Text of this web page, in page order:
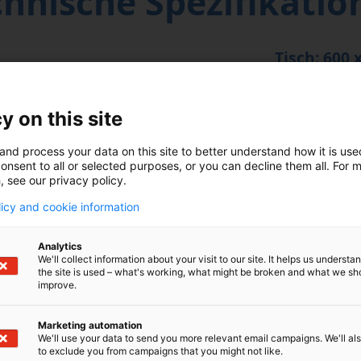
Kugellauf- und
E32 Spindel von
Auslenkung und
aus.
von
bearbeitet werden,
automatischen
ausgestattet. Mit
stehen Kapazitäten
bereit.
6 Steuerung arbeitet
Tisch: 600
X: 400
Fräs-
Maximales
ATC-
on this site
process your data on this site to better understand how it is
to all or selected purposes, or you can decline them all. For
see our privacy policy.
and cookie information
Analytics
We'll collect information about your visit to our site. It helps us
the site is used – what's working, what might be broken and what we
improve.
Marketing automation
We'll use your data to send you more relevant email campaigns. We'll
to exclude you from campaigns that you might not like.